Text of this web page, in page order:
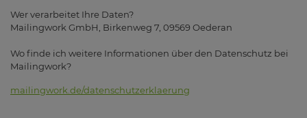
Wer verarbeitet Ihre Daten?
Mailingwork GmbH, Birkenweg 7, 09569 Oederan
Wo finde ich weitere Informationen über den Datenschutz bei
Mailingwork?
mailingwork.de/datenschutzerklaerung